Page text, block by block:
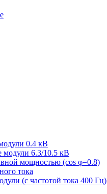
0.4 кВ
модули 6.3/10.5 кВ
мощностью (cos φ=0.8)
тока
(с частотой тока 400 Гц)